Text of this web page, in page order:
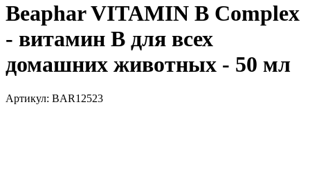
Beaphar VITAMIN B Complex
- витамин В для всех
домашних животных - 50 мл
Артикул: BAR12523